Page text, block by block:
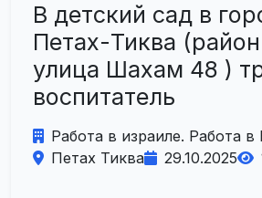
В детский сад в
Петах-Тиква
улица Шахам 48 )
воспитатель
Работа в израиле. Работа в
Петах Тиква
29.10.2025